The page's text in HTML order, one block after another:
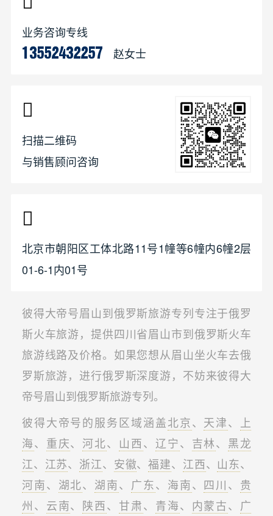
业务咨询专线
13552432257 赵女士
扫描二维码
与销售顾问咨询
北京市朝阳区工体北路11号1幢等6幢内6幢2层
01-6-1内01号
彼得大帝号眉山到俄罗斯旅游专列专注于俄罗
斯火车旅游，提供四川省眉山市到俄罗斯火车
旅游线路及价格。如果您想从眉山坐火车去俄
罗斯旅游，进行俄罗斯深度游，不妨来彼得大
帝号眉山到俄罗斯旅游专列。
彼得大帝号的服务区域涵盖北京、 天津、 上
海、 重庆、 河北、 山西、 辽宁、 吉林、 黑龙
江、 江苏、 浙江、 安徽、福建、 江西、 山东、
河南、 湖北、 湖南、 广东、 海南、 四川、 贵
州、 云南、 陕西、 甘肃、 青海、 内蒙古、 广